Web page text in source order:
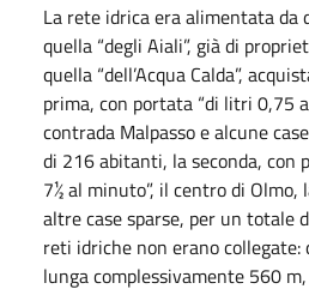
La rete idrica era alimentata da
quella “degli Aiali”, già di
quella “dell’Acqua Calda”,
prima, con portata “di litri 0,75
contrada Malpasso e alcune
di 216 abitanti, la seconda, con
7½ al minuto”, il centro di Olmo,
altre case sparse, per un totale
reti idriche non erano collegate:
lunga complessivamente 560